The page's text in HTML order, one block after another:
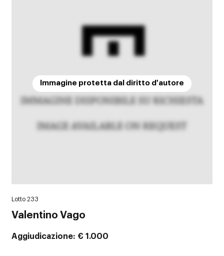
Immagine protetta dal diritto d'autore
Lotto 233
Valentino Vago
Aggiudicazione € 1.000